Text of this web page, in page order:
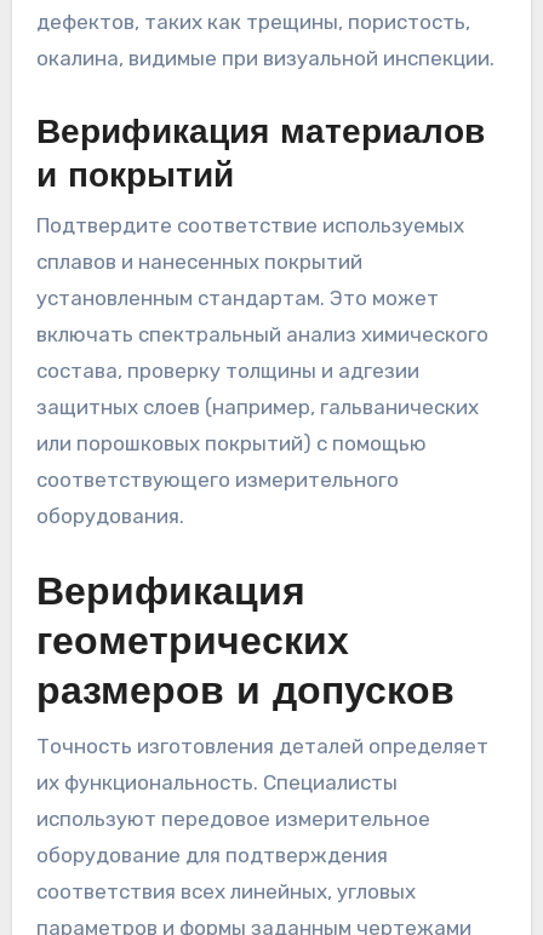
дефектов, таких как трещины, пористость,
окалина, видимые при визуальной инспекции.
Верификация материалов
и покрытий
Подтвердите соответствие используемых
сплавов и нанесенных покрытий
установленным стандартам. Это может
включать спектральный анализ химического
состава, проверку толщины и адгезии
защитных слоев (например, гальванических
или порошковых покрытий) с помощью
соответствующего измерительного
оборудования.
Верификация
геометрических
размеров и допусков
Точность изготовления деталей определяет
их функциональность. Специалисты
используют передовое измерительное
оборудование для подтверждения
соответствия всех линейных, угловых
параметров и формы заданным чертежами